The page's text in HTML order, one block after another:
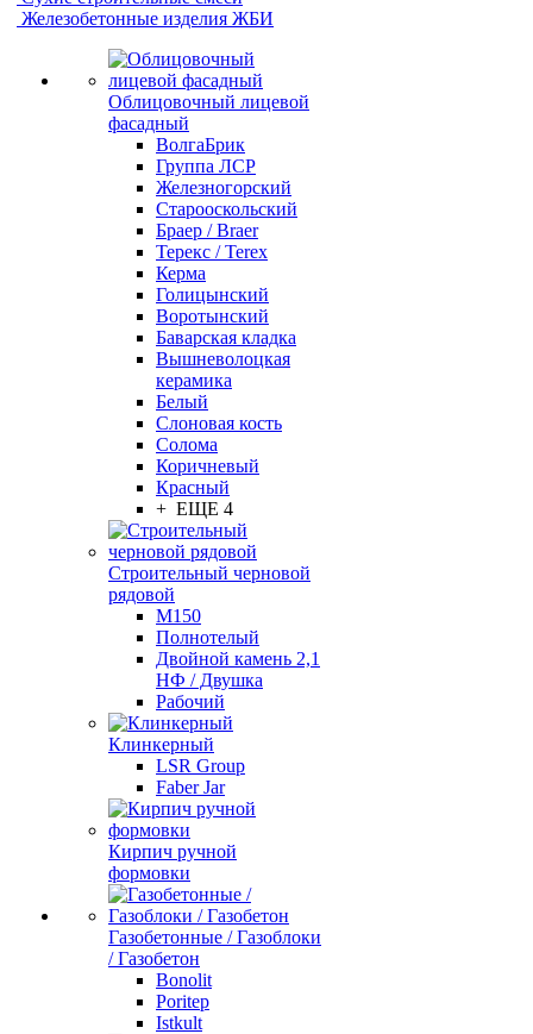
Железобетонные изделия ЖБИ
Облицовочный лицевой
фасадный
ВолгаБрик
Группа ЛСР
Железногорский
Старооскольский
Браер / Braer
Терекс / Terex
Керма
Голицынский
Воротынский
Баварская кладка
Вышневолоцкая
керамика
Белый
Слоновая кость
Солома
Коричневый
Красный
+ ЕЩЕ 4
Строительный черновой
рядовой
М150
Полнотелый
Двойной камень 2,1
НФ / Двушка
Рабочий
Клинкерный
LSR Group
Faber Jar
Кирпич ручной
формовки
Газобетонные / Газоблоки
/ Газобетон
Bonolit
Poritep
Istkult